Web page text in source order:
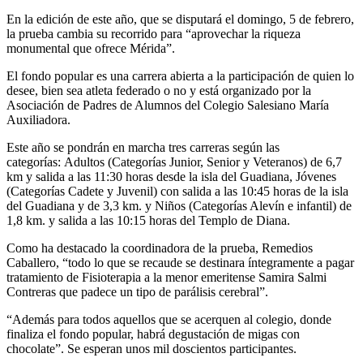
En la edición de este año, que se disputará el domingo, 5 de febrero,
la prueba cambia su recorrido para “aprovechar la riqueza
monumental que ofrece Mérida”.
El fondo popular es una carrera abierta a la participación de quien lo
desee, bien sea atleta federado o no y está organizado por la
Asociación de Padres de Alumnos del Colegio Salesiano María
Auxiliadora.
Este año se pondrán en marcha tres carreras según las
categorías: Adultos (Categorías Junior, Senior y Veteranos) de 6,7
km y salida a las 11:30 horas desde la isla del Guadiana, Jóvenes
(Categorías Cadete y Juvenil) con salida a las 10:45 horas de la isla
del Guadiana y de 3,3 km. y Niños (Categorías Alevín e infantil) de
1,8 km. y salida a las 10:15 horas del Templo de Diana.
Como ha destacado la coordinadora de la prueba, Remedios
Caballero, “todo lo que se recaude se destinara íntegramente a pagar
tratamiento de Fisioterapia a la menor emeritense Samira Salmi
Contreras que padece un tipo de parálisis cerebral”.
“Además para todos aquellos que se acerquen al colegio, donde
finaliza el fondo popular, habrá degustación de migas con
chocolate”. Se esperan unos mil doscientos participantes.